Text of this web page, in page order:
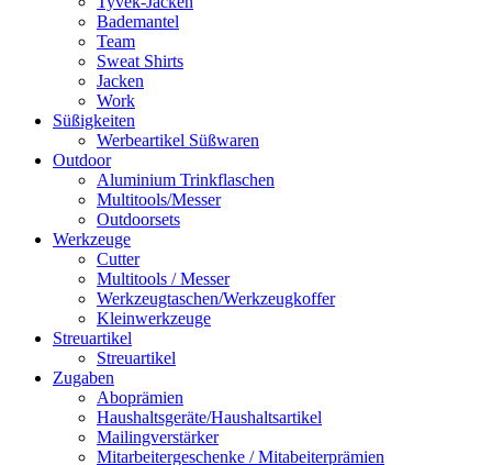
Bademantel
Team
Sweat Shirts
Jacken
Work
Süßigkeiten
Werbeartikel Süßwaren
Outdoor
Aluminium Trinkflaschen
Multitools/Messer
Outdoorsets
Werkzeuge
Cutter
Multitools / Messer
Werkzeugtaschen/Werkzeugkoffer
Kleinwerkzeuge
Streuartikel
Streuartikel
Zugaben
Aboprämien
Haushaltsgeräte/Haushaltsartikel
Mailingverstärker
Mitarbeitergeschenke / Mitabeiterprämien